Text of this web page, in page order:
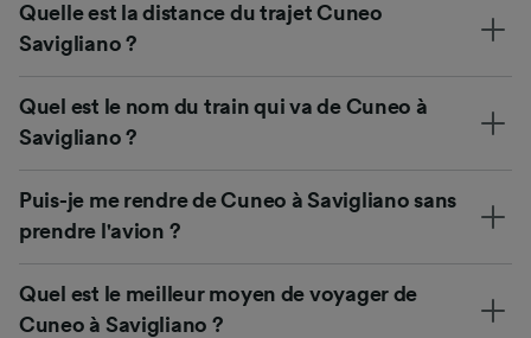
Quelle est la distance du trajet Cuneo
Savigliano ?
Quel est le nom du train qui va de Cuneo à
Savigliano ?
Puis-je me rendre de Cuneo à Savigliano sans
prendre l'avion ?
Quel est le meilleur moyen de voyager de
Cuneo à Savigliano ?